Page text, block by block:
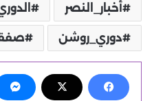
أخبار_النصر
دوري_روشن